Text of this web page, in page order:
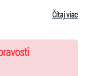
(sólo)
Granada° (Suite
Čítaj viac